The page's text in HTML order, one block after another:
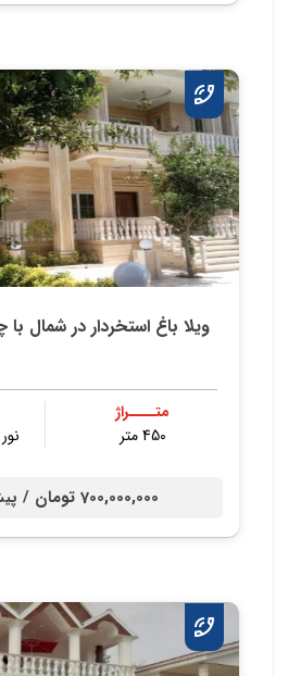
ویلا باغ استخردار در شمال
متــــراژ
450 متر
700,000,000 تومان /